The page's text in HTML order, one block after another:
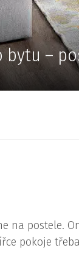
bytu –
na postele.
pokoje